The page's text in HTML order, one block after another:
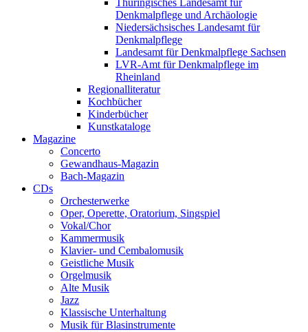
Thüringisches Landesamt für
Denkmalpflege und Archäologie
Niedersächsisches Landesamt für
Denkmalpflege
Landesamt für Denkmalpflege Sachsen
LVR-Amt für Denkmalpflege im
Rheinland
Regionalliteratur
Kochbücher
Kinderbücher
Kunstkataloge
Magazine
Concerto
Gewandhaus-Magazin
Bach-Magazin
CDs
Orchesterwerke
Oper, Operette, Oratorium, Singspiel
Vokal/Chor
Kammermusik
Klavier- und Cembalomusik
Geistliche Musik
Orgelmusik
Alte Musik
Jazz
Klassische Unterhaltung
Musik für Blasinstrumente